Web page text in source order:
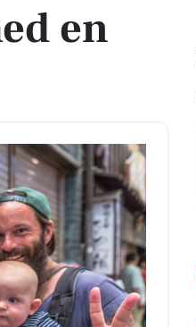
en